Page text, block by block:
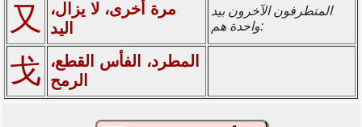
又
مرة أخرى، لا يزال،
اليد
المتطرفون الآخرون بيد
واحدة هم:
戈
المطرد، الفأس القطع،
الرمح